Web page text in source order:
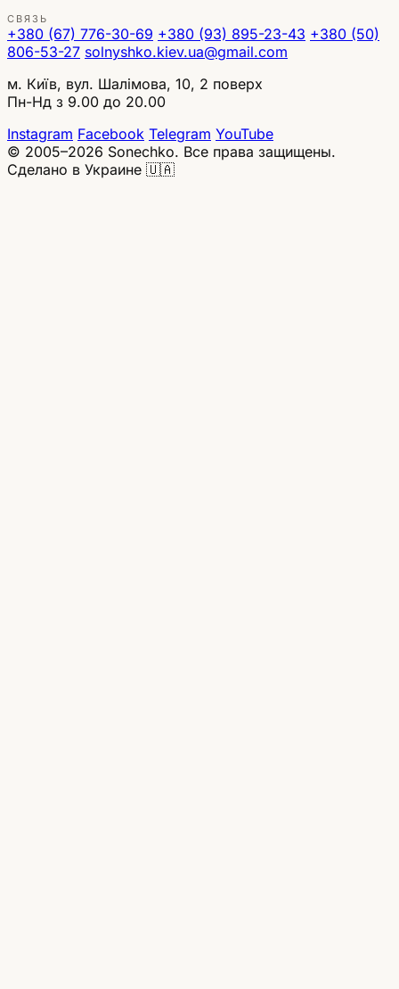
СВЯЗЬ
+380 (67) 776-30-69 +380 (93) 895-23-43 +380 (50)
806-53-27 solnyshko.kiev.ua@gmail.com
м. Київ, вул. Шалімова, 10, 2 поверх
Пн-Нд з 9.00 до 20.00
Instagram Facebook Telegram YouTube
© 2005–2026 Sonechko. Все права защищены.
Сделано в Украине 🇺🇦